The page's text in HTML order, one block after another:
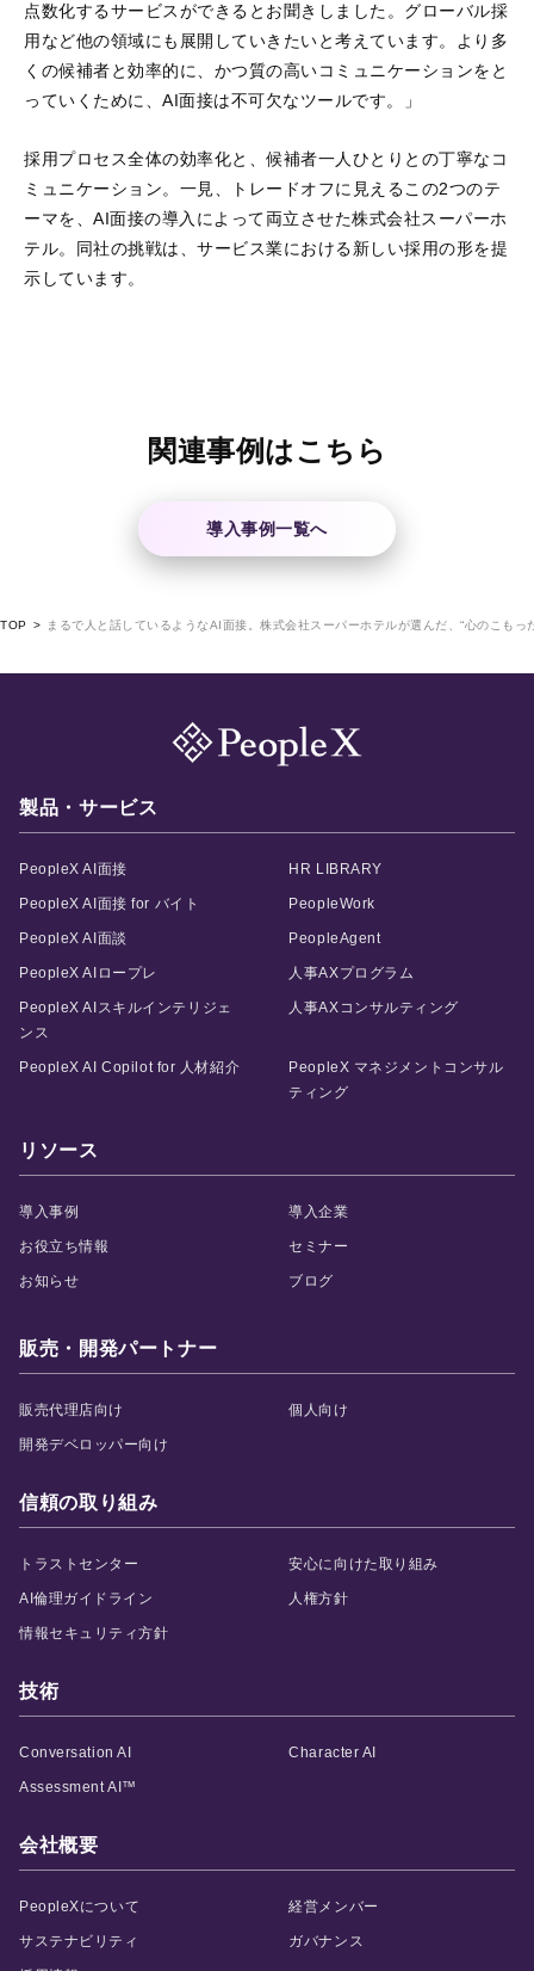
点数化するサービスができるとお聞きしました。グローバル採
用など他の領域にも展開していきたいと考えています。より多
くの候補者と効率的に、かつ質の高いコミュニケーションをと
っていくために、AI面接は不可欠なツールです。」
採用プロセス全体の効率化と、候補者一人ひとりとの丁寧なコ
ミュニケーション。一見、トレードオフに見えるこの2つのテ
ーマを、AI面接の導入によって両立させた株式会社スーパーホ
テル。同社の挑戦は、サービス業における新しい採用の形を提
示しています。
関連事例はこちら
導入事例一覧へ
TOP まるで人と話しているようなAI面接。株式会社スーパーホテルが選んだ、“心のこもっ
製品・サービス
PeopleX AI面接 HR LIBRARY
PeopleX AI面接 for バイト PeopleWork
PeopleX AI面談 PeopleAgent
PeopleX AIロープレ 人事AXプログラム
PeopleX AIスキルインテリジェ
ンス
人事AXコンサルティング
PeopleX AI Copilot for 人材紹介
PeopleX マネジメントコンサル
ティング
リソース
導入事例 導入企業
お役立ち情報 セミナー
お知らせ ブログ
販売・開発パートナー
販売代理店向け 個人向け
開発デベロッパー向け
信頼の取り組み
トラストセンター 安心に向けた取り組み
AI倫理ガイドライン 人権方針
情報セキュリティ方針
技術
Conversation AI Character AI
Assessment AI™
会社概要
PeopleXについて 経営メンバー
サステナビリティ ガバナンス